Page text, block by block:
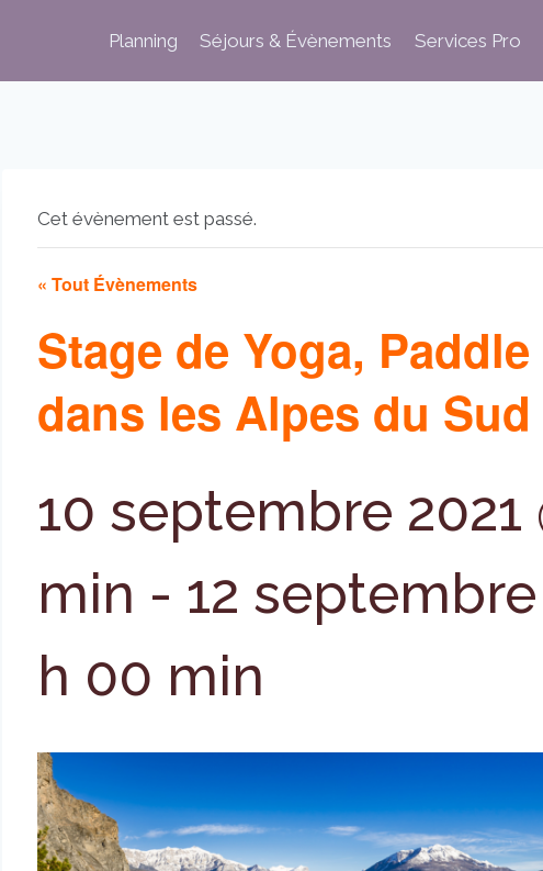
Planning Séjours & Évènements Services Pro
Cet évènement est passé.
« Tout Évènements
Stage de Yoga,
dans les Alpes du Sud
10 septembre 2021
min - 12 septembre
h 00 min